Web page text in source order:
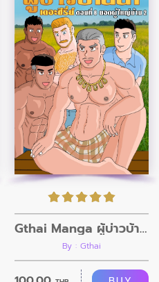
Gthai Manga ผู้บ่าวบ้านนา ตอนที่8
By : Gthai